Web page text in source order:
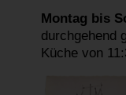
Montag bis
durchgehend
Küche von